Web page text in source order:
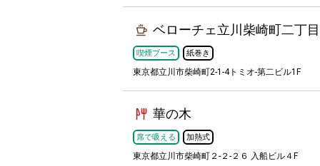
ベローチェ立川柴崎町二丁
喫煙ブース 紙巻き
東京都立川市柴崎町2-1-4トミオ-第二ビル1F
華の木
席で吸える 加熱式
東京都立川市柴崎町２-２-２６ 入船ビル４F